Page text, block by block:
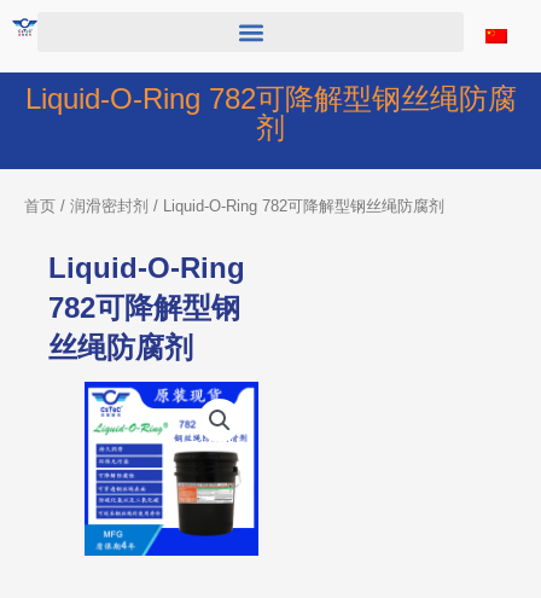
Liquid-O-Ring 782可降解型钢丝绳防腐
剂
首页 / 润滑密封剂 / Liquid-O-Ring 782可降解型钢丝绳防腐剂
Liquid-O-Ring
782可降解型钢
丝绳防腐剂